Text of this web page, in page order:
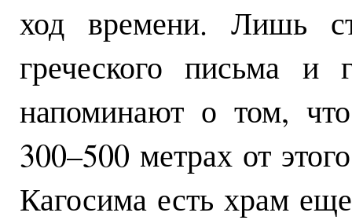
ход времени. Лишь
греческого письма и
напоминают о том,
300–500 метрах от
Кагосима есть храм